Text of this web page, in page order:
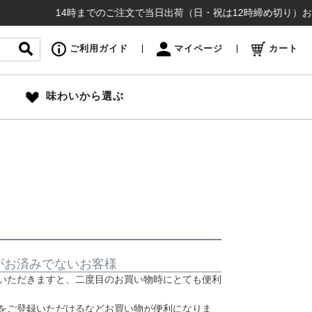
14時までのご注文で当日出荷（日・祝は12時締め切り）お
ご利用ガイド マイページ カート
味わいから選ぶ
済みでないお客様
ただきますと、二度目のお買い物時にとても便利
ご登録いただけるなどお買い物が便利になりま